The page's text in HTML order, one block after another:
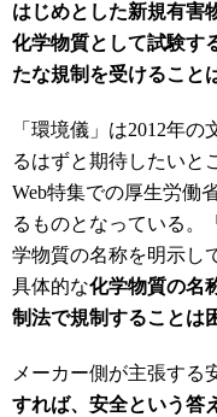
はじめとした新規有害
化学物質として試験す
たな規制を受けること
「環境儀」は2012年
るはずと期待したいと
Web特集での厚生労働
るものとなっている。
学物質の名称を明示し
具体的な化学物質の名
制法で規制することは
メーカー側が主張する
すれば、安全という答